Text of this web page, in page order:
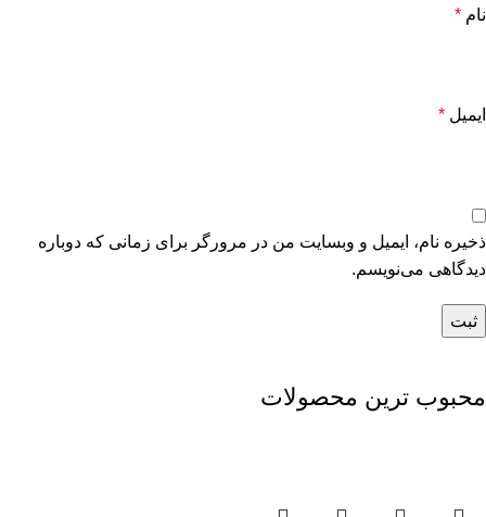
نام *
ایمیل *
ذخیره نام، ایمیل و وبسایت من در مرورگر برای زمانی که دوباره
دیدگاهی می‌نویسم.
محبوب ترین محصولات